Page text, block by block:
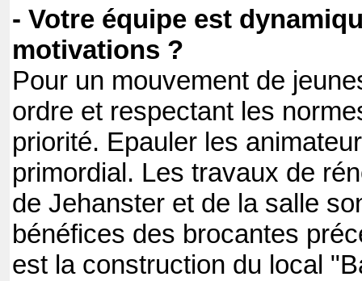
- Votre équipe est
motivations ?
Pour un mouvement de
ordre et respectant les
priorité. Epauler les
primordial. Les travaux de
de Jehanster et de la salle
bénéfices des brocantes
est la construction du local